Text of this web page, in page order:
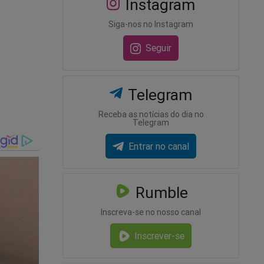
a
no
Instagram
Siga-nos no Instagram
Seguir
Telegram
Receba as notícias do dia no
Telegram
Entrar no canal
Rumble
Inscreva-se no nosso canal
Inscrever-se